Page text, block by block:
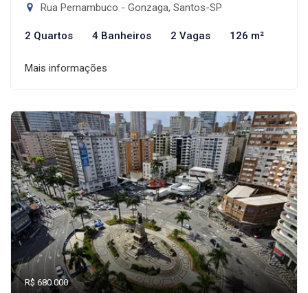
Rua Pernambuco - Gonzaga, Santos-SP
2 Quartos 4 Banheiros 2 Vagas 126 m²
Mais informações
R$ 680.000